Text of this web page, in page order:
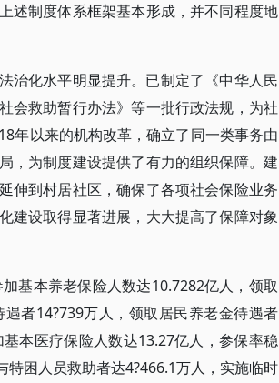
述制度体系框架基本形成，并不同程度地
治化水平明显提升。已制定了《中华人民
会救助暂行办法》等一批行政法规，为社
年以来的机构改革，确立了同一类事务由
，为制度建设提供了有力的组织保障。建
伸到村居社区，确保了各项社会保险业务
建设取得显著进展，大大提高了保障对象
基本养老保险人数达10.7282亿人，领取
者14?739万人，领取居民养老金待遇者
本医疗保险人数达13.27亿人，参保率稳
困人员救助者达4?466.1万人，实施临时